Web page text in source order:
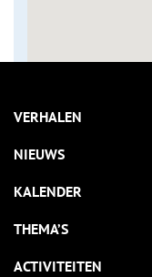
VERHALEN
NIEUWS
KALENDER
THEMA’S
ACTIVITEITEN